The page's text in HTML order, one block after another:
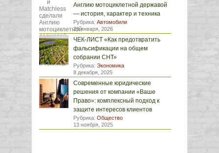
Англию мотоциклетной державой
— история, характер и техника
Рубрика: Автомобили
29 января, 2026
ЧЕК-ЛИСТ «Как предотвратить
фальсификации на общем
собрании СНТ»
Рубрика: Экономика
8 декабря, 2025
Современные юридические
решения от компании «Ваше
Право»: комплексный подход к
защите интересов клиентов
Рубрика: Общество
13 ноября, 2025